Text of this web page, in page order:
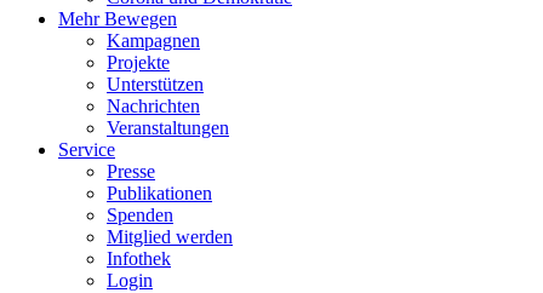
Mehr Bewegen
Kampagnen
Projekte
Unterstützen
Nachrichten
Veranstaltungen
Service
Presse
Publikationen
Spenden
Mitglied werden
Infothek
Login